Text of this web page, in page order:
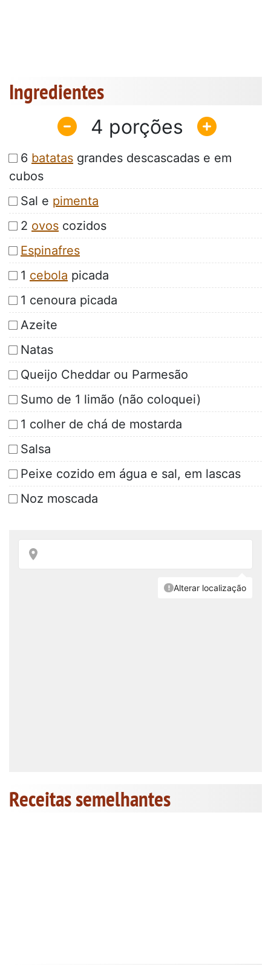
Ingredientes
4
6 batatas grandes descascadas e em
cubos
Sal e pimenta
2 ovos cozidos
Espinafres
1 cebola picada
1 cenoura picada
Azeite
Natas
Queijo Cheddar ou Parmesão
Sumo de 1 limão (não coloquei)
1 colher de chá de mostarda
Salsa
Peixe cozido em água e sal, em lascas
Noz moscada
Receitas semelhantes